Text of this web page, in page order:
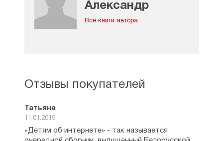
Александр
Все книги автора
Отзывы покупателей
Татьяна
11.01.2019
«Детям об интернете» - так называется